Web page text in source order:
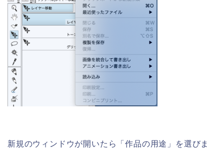
新規のウィンドウが開いたら「作品の用途」を選びま